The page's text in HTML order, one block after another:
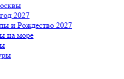
2027
и Рождество 2027
на море